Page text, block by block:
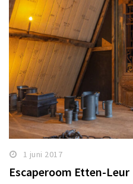
1 juni 2017
Escaperoom Etten-Leur